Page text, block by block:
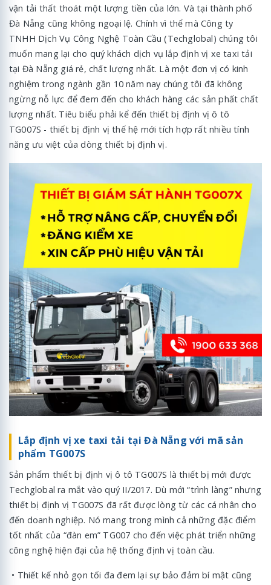
vận tải thất thoát một lượng tiền của lớn. Và tại thành phố
Đà Nẵng cũng không ngoại lệ. Chính vì thể mà Công ty
TNHH Dịch Vụ Công Nghệ Toàn Cầu (Techglobal) chúng tôi
muốn mang lại cho quý khách dịch vụ lắp định vị xe taxi tải
tại Đà Nẵng giá rẻ, chất lượng nhất. Là một đơn vị có kinh
nghiệm trong ngành gần 10 năm nay chúng tôi đã không
ngừng nỗ lực để đem đến cho khách hàng các sản phất chất
lượng nhất. Tiêu biểu phải kể đến thiết bị định vị ô tô
TG007S - thiết bị định vị thế hệ mới tích hợp rất nhiều tính
năng ưu việt của dòng thiết bị định vị.
Lắp định vị xe taxi tải tại Đà Nẵng với mã sản
phẩm TG007S
Sản phẩm thiết bị định vị ô tô TG007S là thiết bị mới được
Techglobal ra mắt vào quý II/2017. Dù mới “trình làng” nhưng
thiết bị định vị TG007S đã rất được lòng từ các cá nhân cho
đến doanh nghiệp. Nó mang trong mình cả những đặc điểm
tốt nhất của “đàn em” TG007 cho đến việc phát triển những
công nghệ hiện đại của hệ thống định vị toàn cầu.
• Thiết kế nhỏ gọn tối đa đem lại sự bảo đảm bí mật cũng